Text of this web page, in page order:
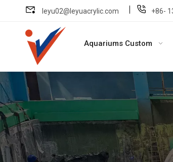
leyu02@leyuacrylic.com +86-
Aquariums Custom